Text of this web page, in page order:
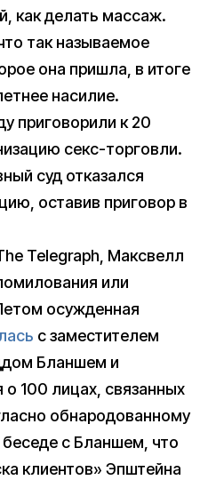
как делать массаж.
так называемое
она пришла, в итоге
насилие.
приговорили к 20
секс-торговли.
суд отказался
оставив приговор в
Telegraph, Максвелл
или
осужденная
с заместителем
Бланшем и
100 лицах, связанных
обнародованному
беседе с Бланшем, что
клиентов» Эпштейна